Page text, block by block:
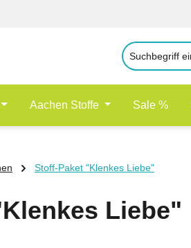
Aachen Stoffe Sale %
Stoff-Paket "Klenkes Liebe"
Liebe"